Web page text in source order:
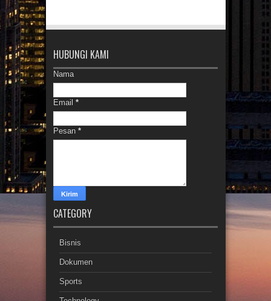
HUBUNGI KAMI
Nama
Email *
Pesan *
CATEGORY
Bisnis
Dokumen
Sports